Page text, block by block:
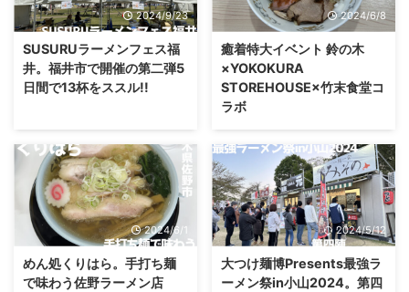
2024/9/23
SUSURUラーメンフェス福
井。福井市で開催の第二弾5
日間で13杯をススル!!
2024/6/8
癒着特大イベント 鈴の木
×YOKOKURA
STOREHOUSE×竹末食堂コ
ラボ
2024/6/1
めん処くりはら。手打ち麺
で味わう佐野ラーメン店
2024/5/12
大つけ麺博Presents最強ラ
ーメン祭in小山2024。第四